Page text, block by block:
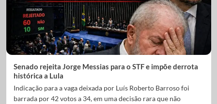
Senado rejeita Jorge Messias para o STF e impõe derrota
histórica a Lula
Indicação para a vaga deixada por Luís Roberto Barroso foi
barrada por 42 votos a 34, em uma decisão rara que não